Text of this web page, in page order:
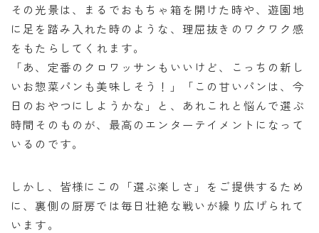
その光景は、まるでおもちゃ箱を開けた時や、遊園地
に足を踏み入れた時のような、理屈抜きのワクワク感
をもたらしてくれます。
「あ、定番のクロワッサンもいいけど、こっちの新し
いお惣菜パンも美味しそう！」「この甘いパンは、今
日のおやつにしようかな」と、あれこれと悩んで選ぶ
時間そのものが、最高のエンターテイメントになって
いるのです。
しかし、皆様にこの「選ぶ楽しさ」をご提供するため
に、裏側の厨房では毎日壮絶な戦いが繰り広げられて
います。